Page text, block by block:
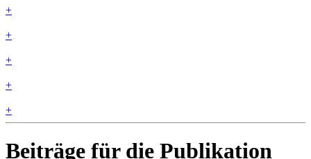
+
+
+
+
+
Beiträge für die Publikation